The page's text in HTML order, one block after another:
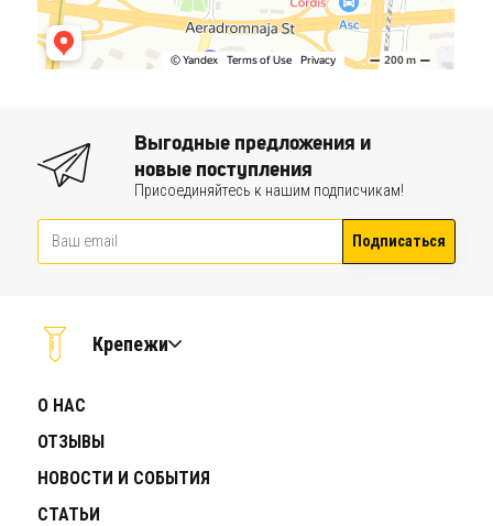
Выгодные предложения и
новые поступления
Присоединяйтесь к нашим подписчикам!
Подписаться
Крепежи
О НАС
ОТЗЫВЫ
НОВОСТИ И СОБЫТИЯ
СТАТЬИ